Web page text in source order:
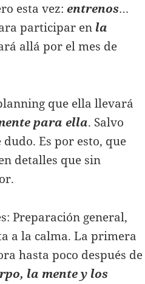
esta vez:entrenos…
participar en la
allá por el mes de
que ella llevará
para ella. Salvo
Es por esto, que
detalles que sin
Preparación general,
a la calma. La primera
hasta poco después de
la mente y los